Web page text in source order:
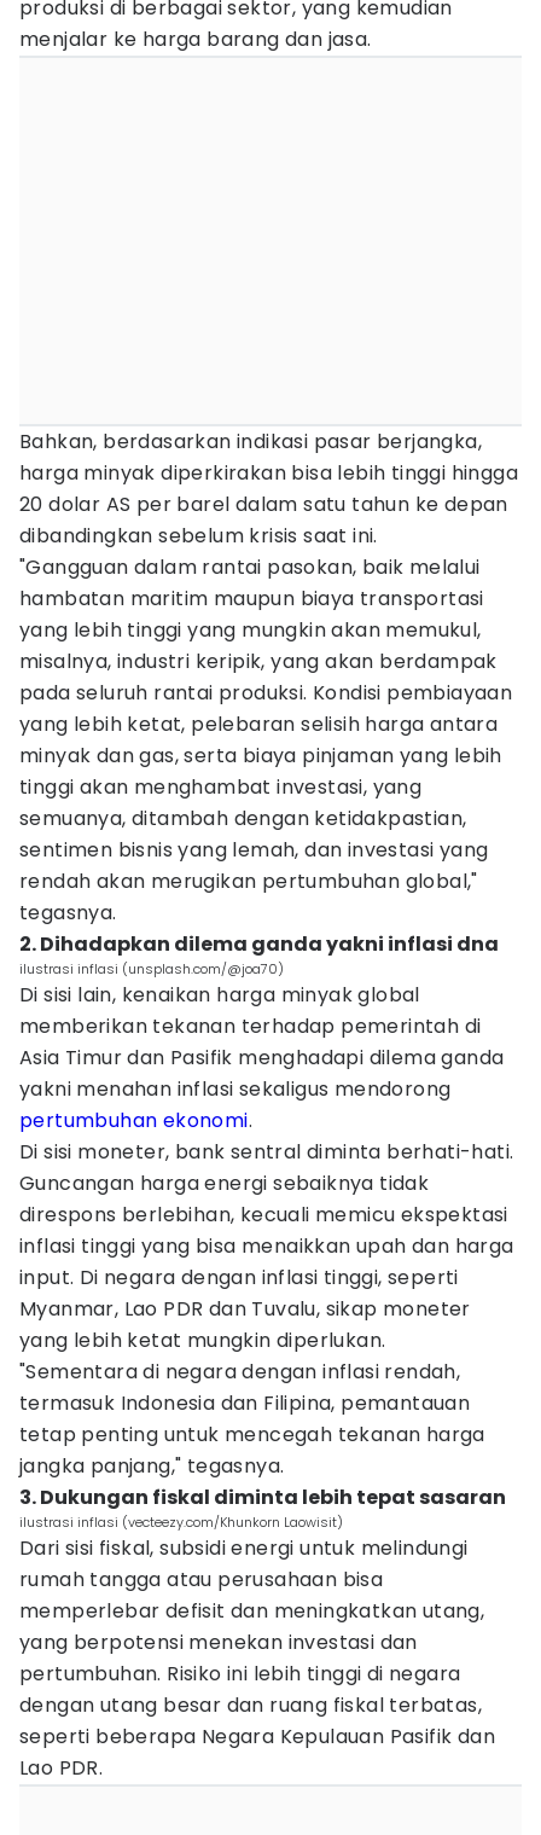
produksi di berbagai sektor, yang kemudian
menjalar ke harga barang dan jasa.
Bahkan, berdasarkan indikasi pasar berjangka,
harga minyak diperkirakan bisa lebih tinggi hingga
20 dolar AS per barel dalam satu tahun ke depan
dibandingkan sebelum krisis saat ini.
"Gangguan dalam rantai pasokan, baik melalui
hambatan maritim maupun biaya transportasi
yang lebih tinggi yang mungkin akan memukul,
misalnya, industri keripik, yang akan berdampak
pada seluruh rantai produksi. Kondisi pembiayaan
yang lebih ketat, pelebaran selisih harga antara
minyak dan gas, serta biaya pinjaman yang lebih
tinggi akan menghambat investasi, yang
semuanya, ditambah dengan ketidakpastian,
sentimen bisnis yang lemah, dan investasi yang
rendah akan merugikan pertumbuhan global,"
tegasnya.
2. Dihadapkan dilema ganda yakni inflasi dna
ilustrasi inflasi (unsplash.com/@joa70)
Di sisi lain, kenaikan harga minyak global
memberikan tekanan terhadap pemerintah di
Asia Timur dan Pasifik menghadapi dilema ganda
yakni menahan inflasi sekaligus mendorong
pertumbuhan ekonomi.
Di sisi moneter, bank sentral diminta berhati-hati.
Guncangan harga energi sebaiknya tidak
direspons berlebihan, kecuali memicu ekspektasi
inflasi tinggi yang bisa menaikkan upah dan harga
input. Di negara dengan inflasi tinggi, seperti
Myanmar, Lao PDR dan Tuvalu, sikap moneter
yang lebih ketat mungkin diperlukan.
"Sementara di negara dengan inflasi rendah,
termasuk Indonesia dan Filipina, pemantauan
tetap penting untuk mencegah tekanan harga
jangka panjang," tegasnya.
3. Dukungan fiskal diminta lebih tepat sasaran
ilustrasi inflasi (vecteezy.com/Khunkorn Laowisit)
Dari sisi fiskal, subsidi energi untuk melindungi
rumah tangga atau perusahaan bisa
memperlebar defisit dan meningkatkan utang,
yang berpotensi menekan investasi dan
pertumbuhan. Risiko ini lebih tinggi di negara
dengan utang besar dan ruang fiskal terbatas,
seperti beberapa Negara Kepulauan Pasifik dan
Lao PDR.